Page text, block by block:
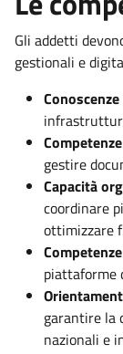
Gli addetti
gestionali e
gestire
Capacità
coordinare
ottimizzare
piattaforme
garantire la
nazionali e